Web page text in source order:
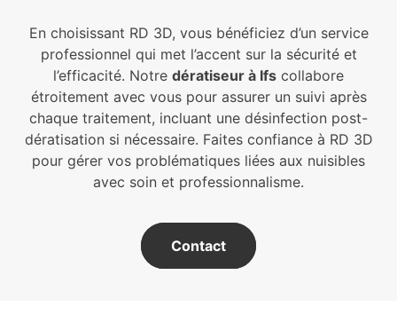
En choisissant RD 3D, vous bénéficiez d’un service
professionnel qui met l’accent sur la sécurité et
l’efficacité. Notre dératiseur à Ifs collabore
étroitement avec vous pour assurer un suivi après
chaque traitement, incluant une désinfection post-
dératisation si nécessaire. Faites confiance à RD 3D
pour gérer vos problématiques liées aux nuisibles
avec soin et professionnalisme.
Contact